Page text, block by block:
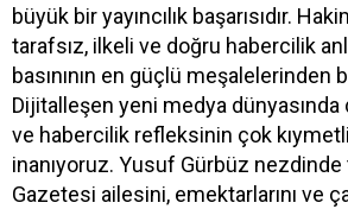
büyük bir yayıncılık başarısıdır.
tarafsız, ilkeli ve doğru habercilik
basınının en güçlü meşalelerinden
Dijitalleşen yeni medya
ve habercilik refleksinin çok
inanıyoruz. Yusuf Gürbüz
Gazetesi ailesini, emektarlarını ve